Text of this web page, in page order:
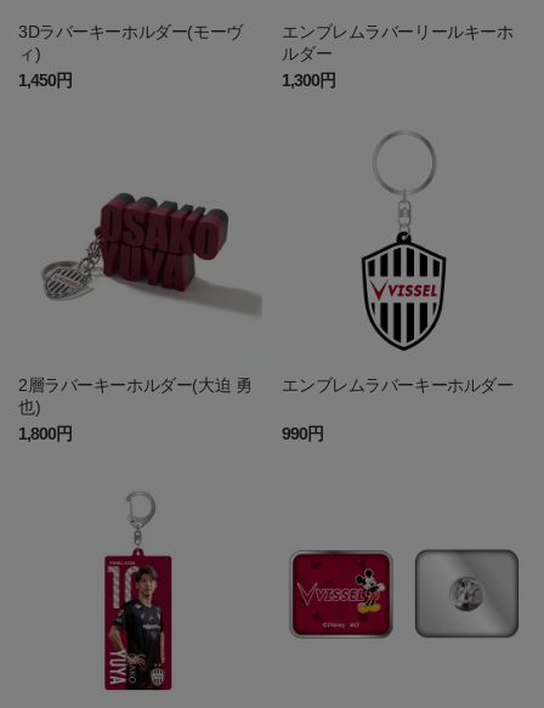
3Dラバーキーホルダー(モーヴ
ィ)
1,450円
エンブレムラバーリールキーホ
ルダー
1,300円
2層ラバーキーホルダー(大迫 勇
也)
1,800円
エンブレムラバーキーホルダー
990円